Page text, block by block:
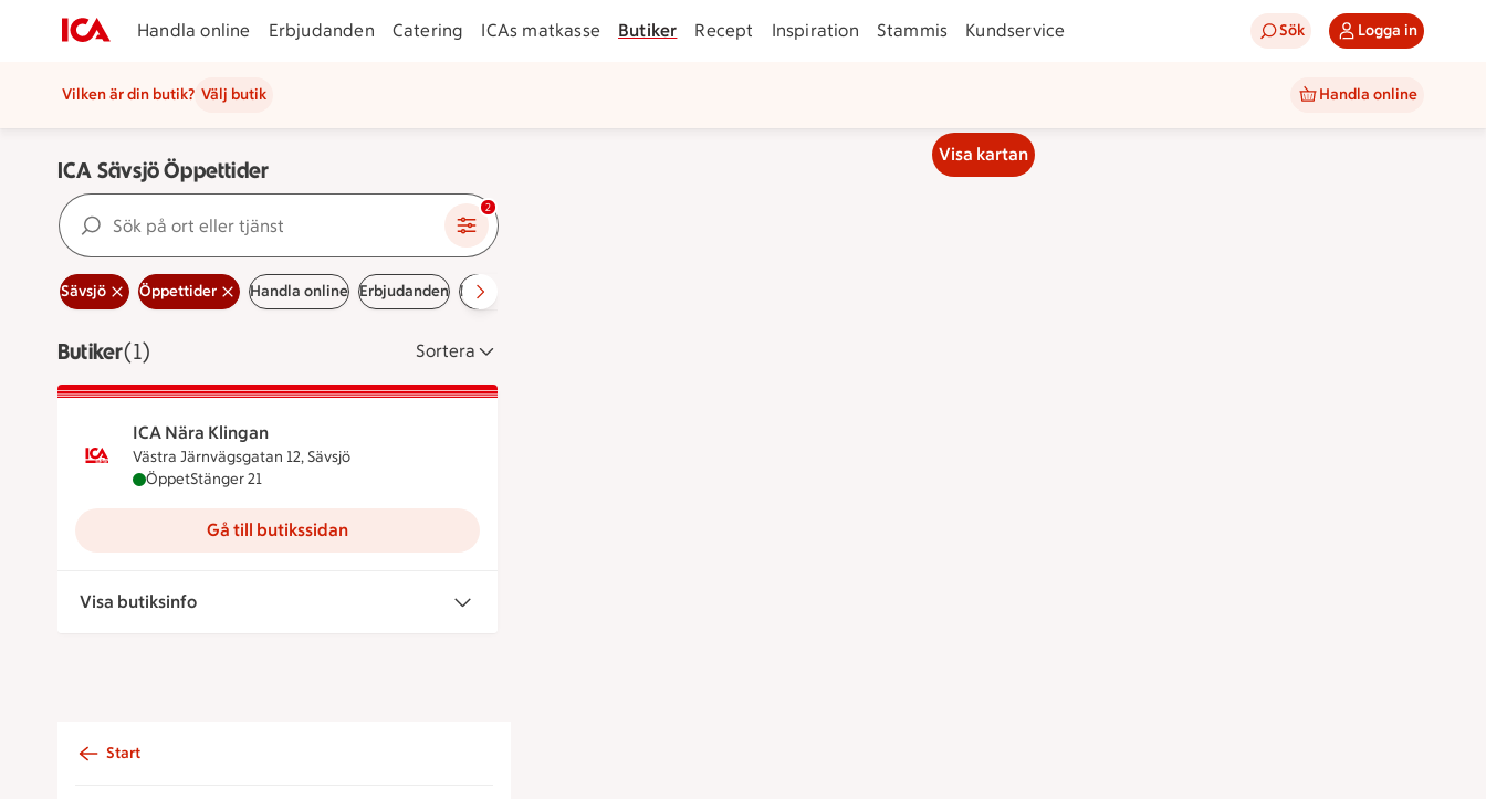
Handla online Erbjudanden Catering ICAs matkasse Butiker Recept Inspiration Stammis Kundservice Sök Logga in
Vilken är din butik? Välj butik Handla online
ICA Sävsjö Öppettider
Sök på ort eller tjänst 2
Sävsjö Öppettider Handla online Erbjudanden Handla online som företag
ButikerVisar 1 stycken
(1) Sortera
ICA Nära Klingan
Västra Järnvägsgatan 12, Sävsjö
ICA Nära Klingan är öppen nu, stänger klockan 21
ÖppetStänger 21
Gå till butikssidan
Visa butiksinfo
Start
Visa kartan